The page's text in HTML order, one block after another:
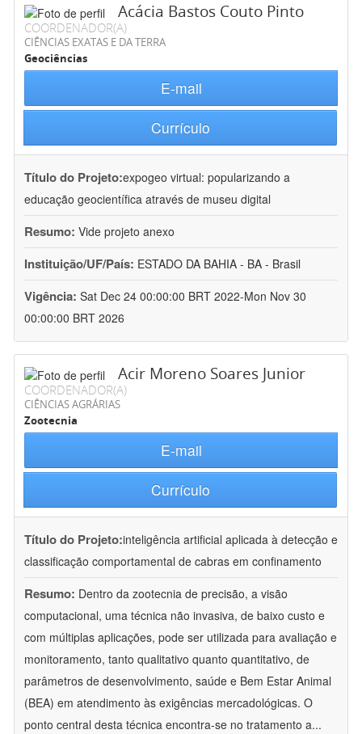
Acácia Bastos Couto Pinto
COORDENADOR(A)
CIÊNCIAS EXATAS E DA TERRA
Geociências
E-mail
Currículo
Título do Projeto:expogeo virtual: popularizando a
educação geocientífica através de museu digital
Resumo: Vide projeto anexo
Instituição/UF/País: ESTADO DA BAHIA - BA - Brasil
Vigência: Sat Dec 24 00:00:00 BRT 2022-Mon Nov 30
00:00:00 BRT 2026
Acir Moreno Soares Junior
COORDENADOR(A)
CIÊNCIAS AGRÁRIAS
Zootecnia
E-mail
Currículo
Título do Projeto:inteligência artificial aplicada à detecção e
classificação comportamental de cabras em confinamento
Resumo: Dentro da zootecnia de precisão, a visão
computacional, uma técnica não invasiva, de baixo custo e
com múltiplas aplicações, pode ser utilizada para avaliação e
monitoramento, tanto qualitativo quanto quantitativo, de
parâmetros de desenvolvimento, saúde e Bem Estar Animal
(BEA) em atendimento às exigências mercadológicas. O
ponto central desta técnica encontra-se no tratamento a...